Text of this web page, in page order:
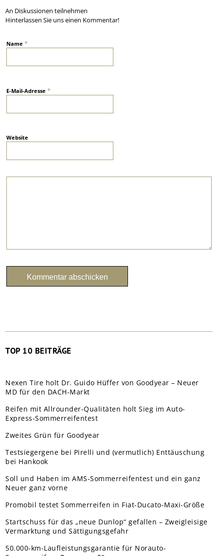
An Diskussionen teilnehmen
Hinterlassen Sie uns einen Kommentar!
Name*
E-Mail-Adresse*
Website
TOP 10 BEITRÄGE
Nexen Tire holt Dr. Guido Hüffer von Goodyear – Neuer
MD für den DACH-Markt
Reifen mit Allrounder-Qualitäten holt Sieg im Auto-
Express-Sommerreifentest
Zweites Grün für Goodyear
Testsiegergene bei Pirelli und (vermutlich) Enttäuschung
bei Hankook
Soll und Haben im AMS-Sommerreifentest und ein ganz
Neuer ganz vorne
Promobil testet Sommerreifen in Fiat-Ducato-Maxi-Größe
Startschuss für das „neue Dunlop“ gefallen – Zweigleisige
Vermarktung und Sättigungsgefahr
50.000-km-Laufleistungsgarantie für Norauto-